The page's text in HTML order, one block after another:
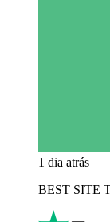
1 dia atrás
BEST SITE